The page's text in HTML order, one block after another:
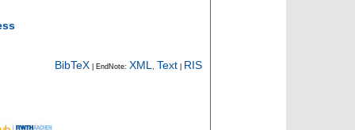
BibTeX | EndNote: XML Text RIS